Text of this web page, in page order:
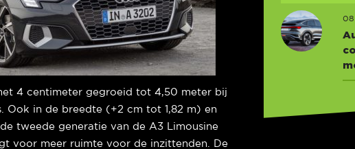
4 centimeter gegroeid tot 4,50 meter bij
Ook in de breedte (+2 cm tot 1,82 m) en
tweede generatie van de A3 Limousine
voor meer ruimte voor de inzittenden. De
08